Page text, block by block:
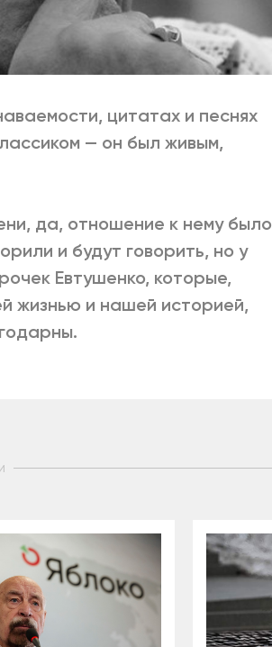
цитатах и песнях
— он был живым,
да, отношение к нему было
и будут говорить, но у
Евтушенко, которые,
жизнью и нашей историей,